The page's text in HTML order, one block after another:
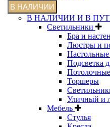
В НАЛИЧИИ
В НАЛИЧИИ И В
Светильники
Бра и
Люстры и
Подсветка
Торшеры
Уличный и
Мебель
Стулья